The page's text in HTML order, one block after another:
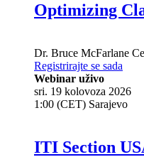
Optimizing
Dr. Bruce McFarlane
Registrirajte se sada
Webinar uživo
sri. 19 kolovoza 2026
1:00 (CET) Sarajevo
ITI Section